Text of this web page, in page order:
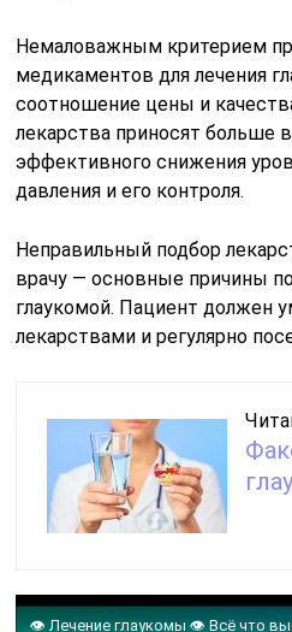
Немаловажным критерием
медикаментов для лечения
соотношение цены и
лекарства приносят больше
эффективного снижения
давления и его контроля.
Неправильный подбор
врачу — основные причины
глаукомой. Пациент должен
лекарствами и регулярно